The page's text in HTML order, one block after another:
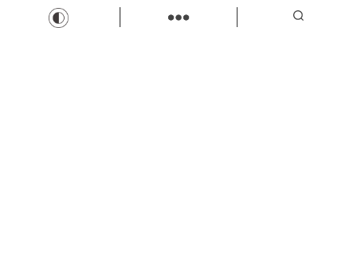
Impressum Impressum
Load more